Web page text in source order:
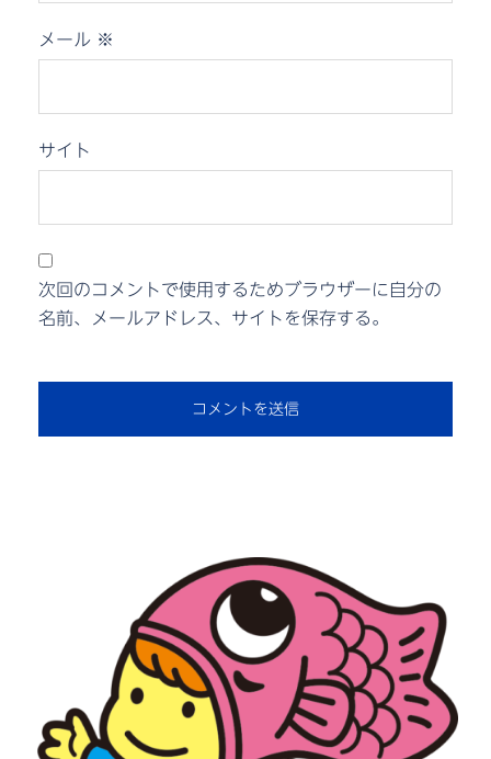
メール ※
サイト
次回のコメントで使用するためブラウザーに自分の
名前、メールアドレス、サイトを保存する。